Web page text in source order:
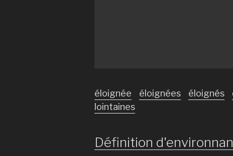
éloignée éloignées éloignés
lointaines
Définition